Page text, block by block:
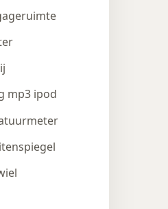
mp3 ipod